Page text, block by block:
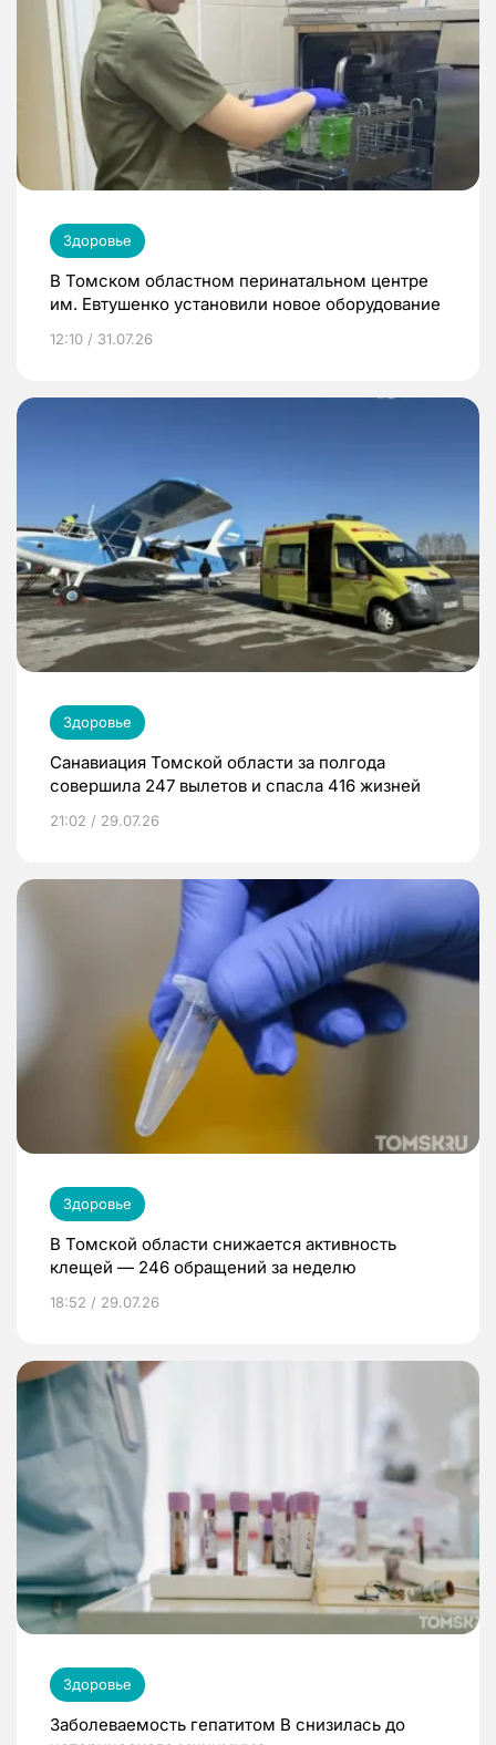
Здоровье
В Томском областном перинатальном центре
им. Евтушенко установили новое оборудование
12:10 / 31.07.26
Здоровье
Санавиация Томской области за полгода
совершила 247 вылетов и спасла 416 жизней
21:02 / 29.07.26
Здоровье
В Томской области снижается активность
клещей — 246 обращений за неделю
18:52 / 29.07.26
Здоровье
Заболеваемость гепатитом В снизилась до